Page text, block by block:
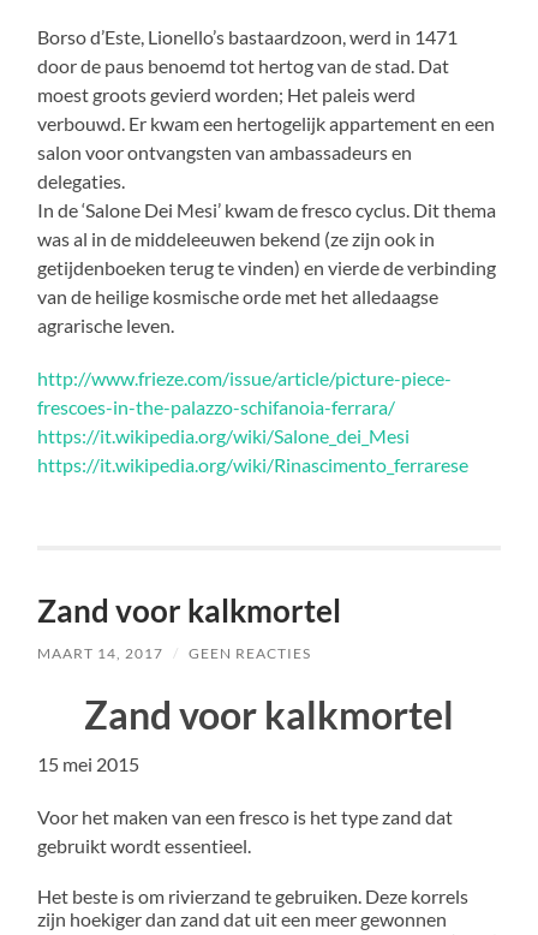
Borso d’Este, Lionello’s bastaardzoon, werd in 1471
door de paus benoemd tot hertog van de stad. Dat
moest groots gevierd worden; Het paleis werd
verbouwd. Er kwam een hertogelijk appartement en een
salon voor ontvangsten van ambassadeurs en
delegaties.
In de ‘Salone Dei Mesi’ kwam de fresco cyclus. Dit thema
was al in de middeleeuwen bekend (ze zijn ook in
getijdenboeken terug te vinden) en vierde de verbinding
van de heilige kosmische orde met het alledaagse
agrarische leven.
http://www.frieze.com/issue/article/picture-piece-
frescoes-in-the-palazzo-schifanoia-ferrara/
https://it.wikipedia.org/wiki/Salone_dei_Mesi
https://it.wikipedia.org/wiki/Rinascimento_ferrarese
Zand voor kalkmortel
MAART 14, 2017 / GEEN REACTIES
Zand voor kalkmortel
15 mei 2015
Voor het maken van een fresco is het type zand dat
gebruikt wordt essentieel.
Het beste is om rivierzand te gebruiken. Deze korrels
zijn hoekiger dan zand dat uit een meer gewonnen